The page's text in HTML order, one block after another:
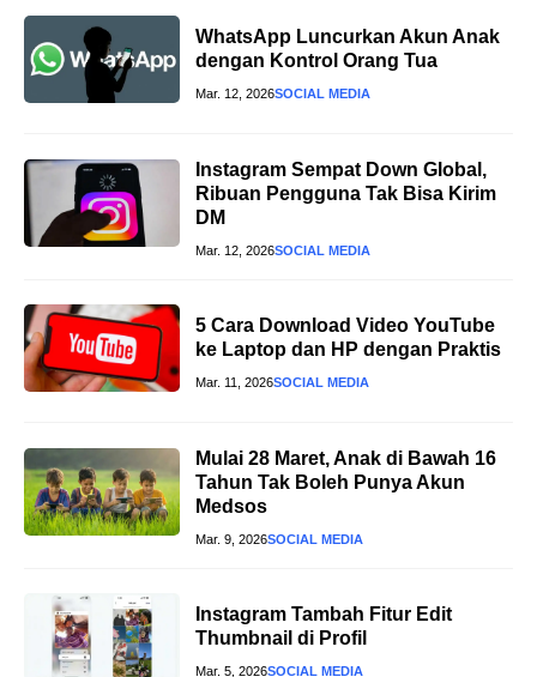
WhatsApp Luncurkan Akun Anak
dengan Kontrol Orang Tua
Mar. 12, 2026SOCIAL MEDIA
Instagram Sempat Down Global,
Ribuan Pengguna Tak Bisa Kirim
DM
Mar. 12, 2026SOCIAL MEDIA
5 Cara Download Video YouTube
ke Laptop dan HP dengan Praktis
Mar. 11, 2026SOCIAL MEDIA
Mulai 28 Maret, Anak di Bawah 16
Tahun Tak Boleh Punya Akun
Medsos
Mar. 9, 2026SOCIAL MEDIA
Instagram Tambah Fitur Edit
Thumbnail di Profil
Mar. 5, 2026SOCIAL MEDIA